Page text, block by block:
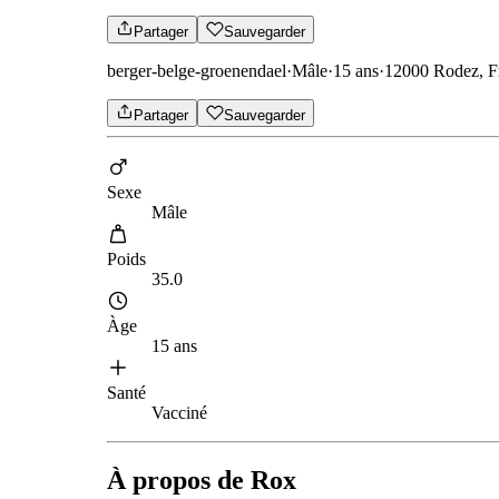
Partager Sauvegarder
berger-belge-groenendael·Mâle·15 ans·12000 Rodez,
Partager Sauvegarder
Sexe
Mâle
Poids
35.0
Àge
15 ans
Santé
Vacciné
À propos de Rox